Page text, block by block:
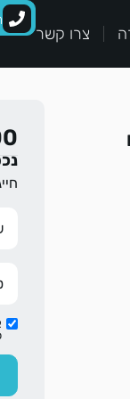
צרו קשר
₪